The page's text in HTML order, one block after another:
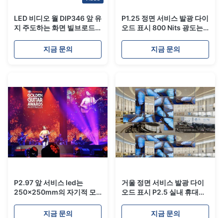
LED 비디오 월 DIP346 앞 유
지 주도하는 화면 빌브로드
지금 문의
P1.25 정면 서비스 발광 다이
오드 표시 800 Nits 광도는
지금 문의
P2.97 앞 서비스 led는
250x250mm의 자기적 모
지금 문의
거울 정면 서비스 발광 다이
오드 표시 P2.5 실내 휴대용
지금 문의